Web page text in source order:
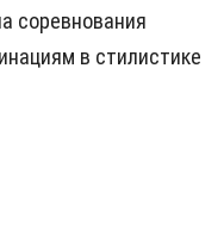
соревнования
в стилистике